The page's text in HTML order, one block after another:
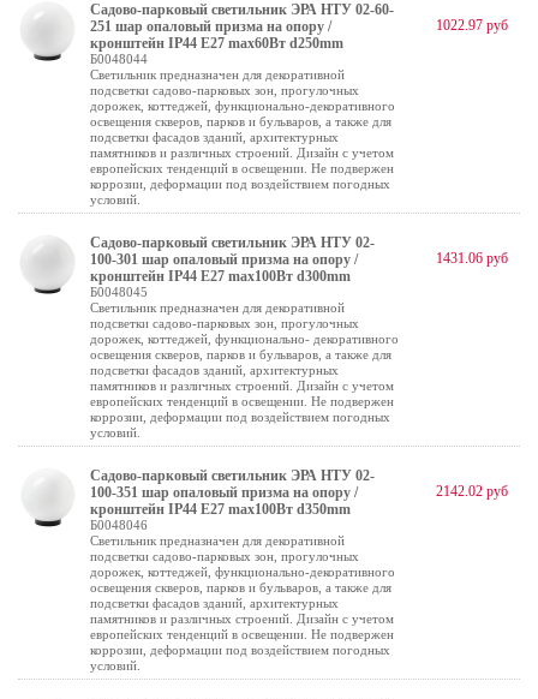
Садово-парковый светильник ЭРА НТУ 02-60-
251 шар опаловый призма на опору /
кронштейн IP44 Е27 max60Вт d250mm
Б0048044
Светильник предназначен для декоративной
подсветки садово-парковых зон, прогулочных
дорожек, коттеджей, функционально-декоративного
освещения скверов, парков и бульваров, а также для
подсветки фасадов зданий, архитектурных
памятников и различных строений. Дизайн с учетом
европейских тенденций в освещении. Не подвержен
коррозии, деформации под воздействием погодных
условий.
1022.97 руб
Садово-парковый светильник ЭРА НТУ 02-
100-301 шар опаловый призма на опору /
кронштейн IP44 Е27 max100Вт d300mm
Б0048045
Светильник предназначен для декоративной
подсветки садово-парковых зон, прогулочных
дорожек, коттеджей, функционально- декоративного
освещения скверов, парков и бульваров, а также для
подсветки фасадов зданий, архитектурных
памятников и различных строений. Дизайн с учетом
европейских тенденций в освещении. Не подвержен
коррозии, деформации под воздействием погодных
условий.
1431.06 руб
Садово-парковый светильник ЭРА НТУ 02-
100-351 шар опаловый призма на опору /
кронштейн IP44 Е27 max100Вт d350mm
Б0048046
Светильник предназначен для декоративной
подсветки садово-парковых зон, прогулочных
дорожек, коттеджей, функционально-декоративного
освещения скверов, парков и бульваров, а также для
подсветки фасадов зданий, архитектурных
памятников и различных строений. Дизайн с учетом
европейских тенденций в освещении. Не подвержен
коррозии, деформации под воздействием погодных
условий.
2142.02 руб